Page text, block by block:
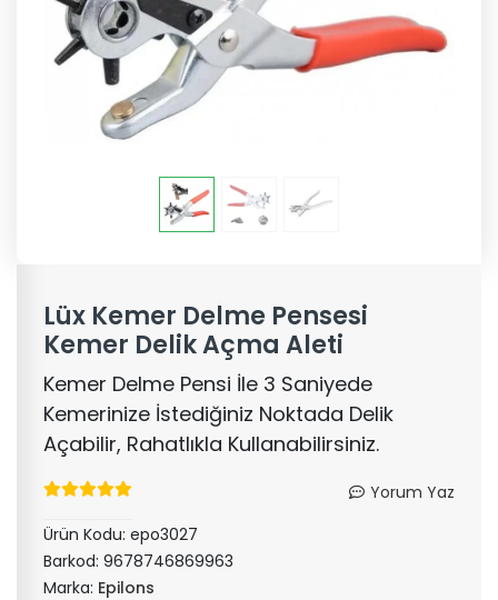
Lüx Kemer Delme Pensesi
Kemer Delik Açma Aleti
Kemer Delme Pensi İle 3 Saniyede
Kemerinize İstediğiniz Noktada Delik
Açabilir, Rahatlıkla Kullanabilirsiniz.
Yorum Yaz
Ürün Kodu: epo3027
Barkod: 9678746869963
Marka: Epilons